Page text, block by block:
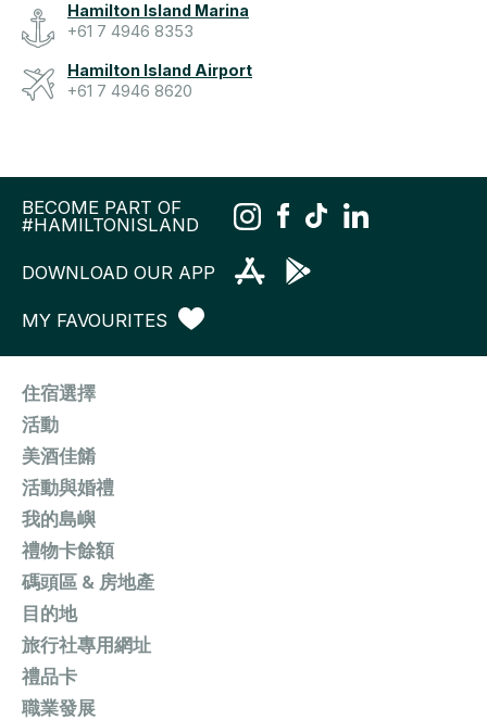
Hamilton Island Marina
+61 7 4946 8353
Hamilton Island Airport
+61 7 4946 8620
BECOME PART OF
#HAMILTONISLAND
DOWNLOAD OUR APP
MY FAVOURITES
住宿選擇
活動
美酒佳餚
活動與婚禮
我的島嶼
禮物卡餘額
碼頭區 & 房地產
目的地
旅行社專用網址
禮品卡
職業發展